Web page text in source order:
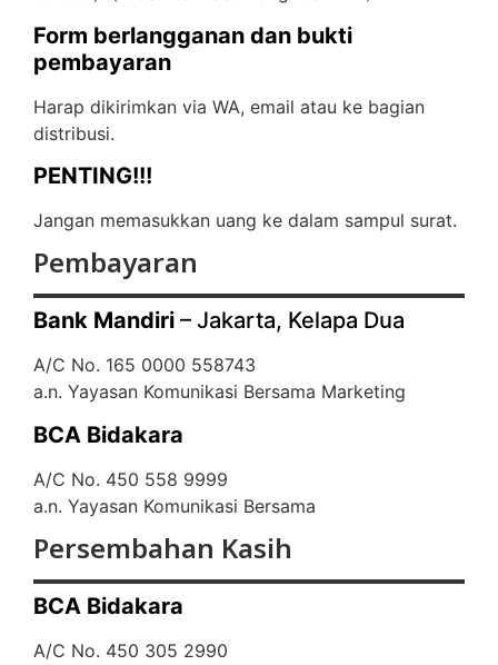
Form berlangganan dan bukti
pembayaran
Harap dikirimkan via WA, email atau ke bagian
distribusi.
PENTING!!!
Jangan memasukkan uang ke dalam sampul surat.
Pembayaran
Bank Mandiri – Jakarta, Kelapa Dua
A/C No. 165 0000 558743
a.n. Yayasan Komunikasi Bersama Marketing
BCA Bidakara
A/C No. 450 558 9999
a.n. Yayasan Komunikasi Bersama
Persembahan Kasih
BCA Bidakara
A/C No. 450 305 2990